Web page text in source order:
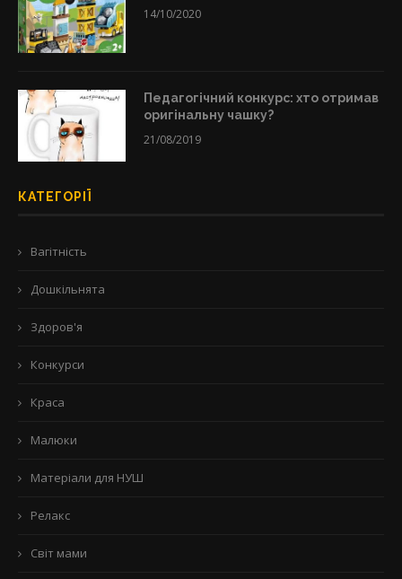
14/10/2020
Педагогічний конкурс: хто отримав
оригінальну чашку?
21/08/2019
КАТЕГОРІЇ
Вагітність
Дошкільнята
Здоров'я
Конкурси
Краса
Малюки
Матеріали для НУШ
Релакс
Світ мами